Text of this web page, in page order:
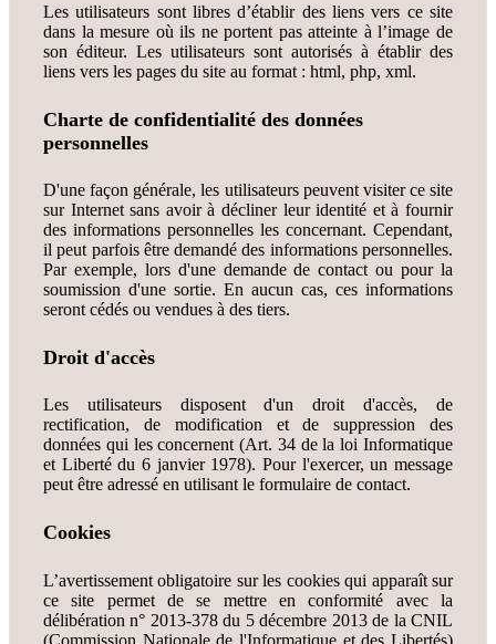
Les utilisateurs sont libres d’établir des liens vers ce site
dans la mesure où ils ne portent pas atteinte à l’image de
son éditeur. Les utilisateurs sont autorisés à établir des
liens vers les pages du site au format : html, php, xml.
Charte de confidentialité des données
personnelles
D'une façon générale, les utilisateurs peuvent visiter ce site
sur Internet sans avoir à décliner leur identité et à fournir
des informations personnelles les concernant. Cependant,
il peut parfois être demandé des informations personnelles.
Par exemple, lors d'une demande de contact ou pour la
soumission d'une sortie. En aucun cas, ces informations
seront cédés ou vendues à des tiers.
Droit d'accès
Les utilisateurs disposent d'un droit d'accès, de
rectification, de modification et de suppression des
données qui les concernent (Art. 34 de la loi Informatique
et Liberté du 6 janvier 1978). Pour l'exercer, un message
peut être adressé en utilisant le formulaire de contact.
Cookies
L’avertissement obligatoire sur les cookies qui apparaît sur
ce site permet de se mettre en conformité avec la
délibération n° 2013-378 du 5 décembre 2013 de la CNIL
(Commission Nationale de l'Informatique et des Libertés)